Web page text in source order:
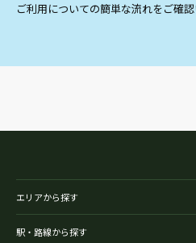
ご利用についての簡単な流れをご確認
エリアから探す
駅・路線から探す